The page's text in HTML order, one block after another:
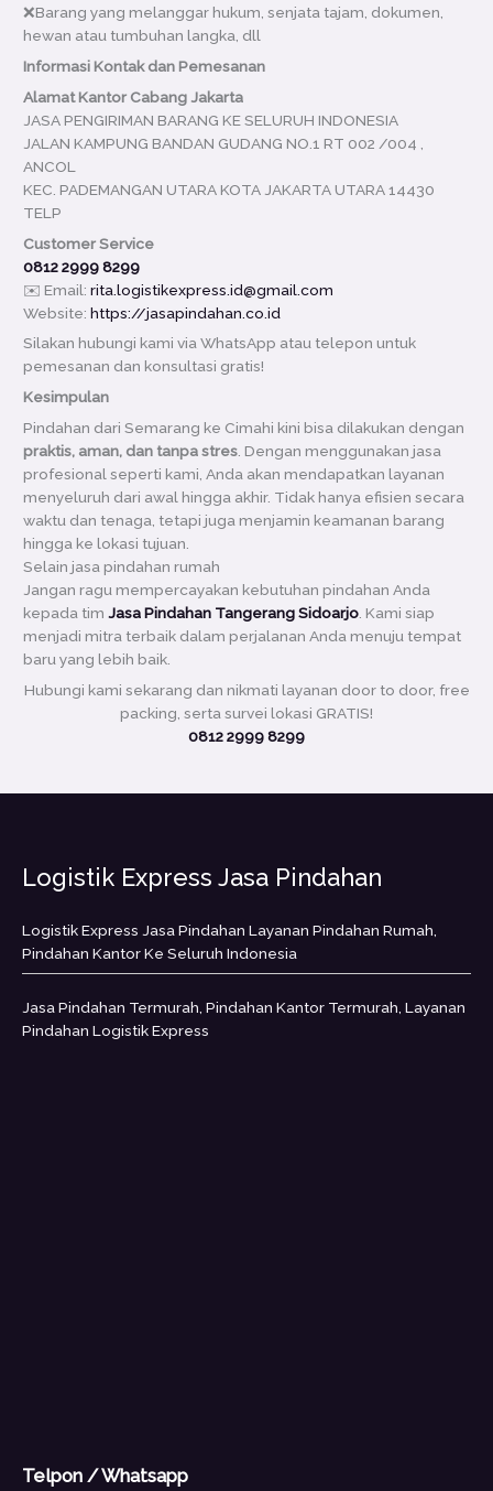
❌Barang yang melanggar hukum, senjata tajam, dokumen,
hewan atau tumbuhan langka, dll
Informasi Kontak dan Pemesanan
Alamat Kantor Cabang Jakarta
JASA PENGIRIMAN BARANG KE SELURUH INDONESIA
JALAN KAMPUNG BANDAN GUDANG NO.1 RT 002 /004 ,
ANCOL
KEC. PADEMANGAN UTARA KOTA JAKARTA UTARA 14430
TELP
Customer Service
0812 2999 8299
✉️ Email:rita.logistikexpress.id@gmail.com
Website:https://jasapindahan.co.id
Silakan hubungi kami via WhatsApp atau telepon untuk
pemesanan dan konsultasi gratis!
Kesimpulan
Pindahan dari Semarang ke Cimahi kini bisa dilakukan dengan
praktis, aman, dan tanpa stres . Dengan menggunakan jasa
profesional seperti kami, Anda akan mendapatkan layanan
menyeluruh dari awal hingga akhir. Tidak hanya efisien secara
waktu dan tenaga, tetapi juga menjamin keamanan barang
hingga ke lokasi tujuan.
Selain jasa pindahan rumah
Jangan ragu mempercayakan kebutuhan pindahan Anda
kepada timJasa Pindahan Tangerang Sidoarjo . Kami siap
menjadi mitra terbaik dalam perjalanan Anda menuju tempat
baru yang lebih baik.
Hubungi kami sekarang dan nikmati layanan door to door, free
packing, serta survei lokasi GRATIS!
0812 2999 8299
Logistik Express Jasa Pindahan
Logistik Express Jasa Pindahan Layanan Pindahan Rumah,
Pindahan Kantor Ke Seluruh Indonesia
Jasa Pindahan Termurah, Pindahan Kantor Termurah, Layanan
Pindahan Logistik Express
Telpon / Whatsapp